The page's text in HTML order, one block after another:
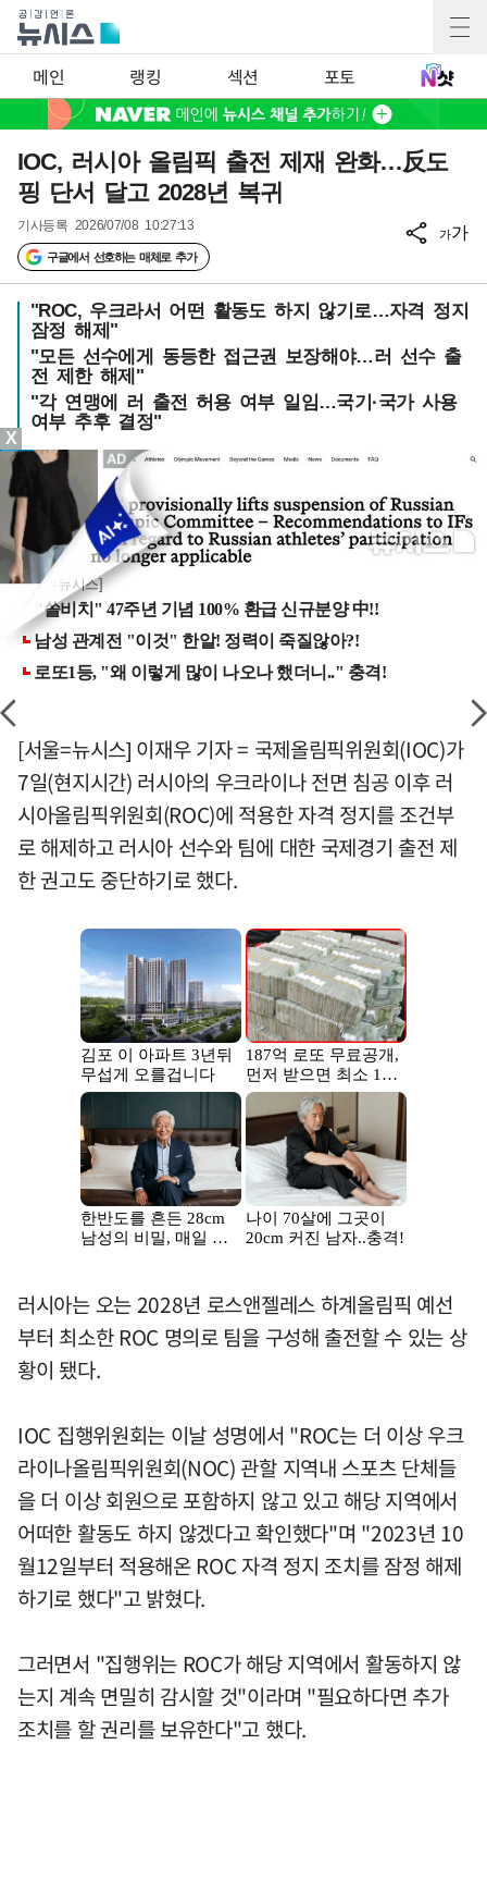
메인 랭킹 섹션 포토
IOC, 러시아 올림픽 출전 제재 완화…反도
핑 단서 달고 2028년 복귀
기사등록 2026/07/08 10:27:13
구글에서 선호하는 매체로 추가
가가
"ROC, 우크라서 어떤 활동도 하지 않기로…자격 정지
잠정 해제"
"모든 선수에게 동등한 접근권 보장해야…러 선수 출
전 제한 해제"
"각 연맹에 러 출전 허용 여부 일임…국기·국가 사용
여부 추후 결정"
[서울=뉴시스]
[서울=뉴시스] 이재우 기자 = 국제올림픽위원회(IOC)가
7일(현지시간) 러시아의 우크라이나 전면 침공 이후 러
시아올림픽위원회(ROC)에 적용한 자격 정지를 조건부
로 해제하고 러시아 선수와 팀에 대한 국제경기 출전 제
한 권고도 중단하기로 했다.
러시아는 오는 2028년 로스앤젤레스 하계올림픽 예선
부터 최소한 ROC 명의로 팀을 구성해 출전할 수 있는 상
황이 됐다.
IOC 집행위원회는 이날 성명에서 "ROC는 더 이상 우크
라이나올림픽위원회(NOC) 관할 지역내 스포츠 단체들
을 더 이상 회원으로 포함하지 않고 있고 해당 지역에서
어떠한 활동도 하지 않겠다고 확인했다"며 "2023년 10
월12일부터 적용해온 ROC 자격 정지 조치를 잠정 해제
하기로 했다"고 밝혔다.
그러면서 "집행위는 ROC가 해당 지역에서 활동하지 않
는지 계속 면밀히 감시할 것"이라며 "필요하다면 추가
조치를 할 권리를 보유한다"고 했다.
X